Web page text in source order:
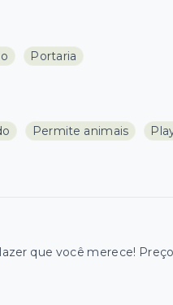
Portaria
Permite animais
que você merece!